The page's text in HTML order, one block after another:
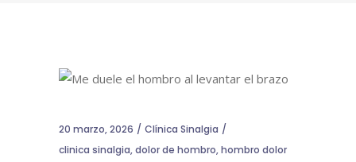
20 marzo, 2026
Clínica Sinalgia
clinica sinalgia,dolor de hombro,hombro dolor